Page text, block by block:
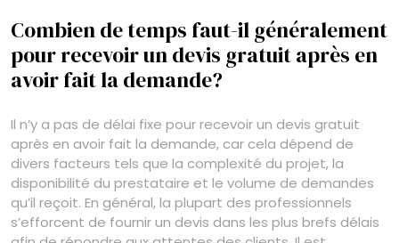
Combien de temps faut-il généralement
pour recevoir un devis gratuit après en
avoir fait la demande?
Il n’y a pas de délai fixe pour recevoir un devis gratuit
après en avoir fait la demande, car cela dépend de
divers facteurs tels que la complexité du projet, la
disponibilité du prestataire et le volume de demandes
qu’il reçoit. En général, la plupart des professionnels
s’efforcent de fournir un devis dans les plus brefs délais